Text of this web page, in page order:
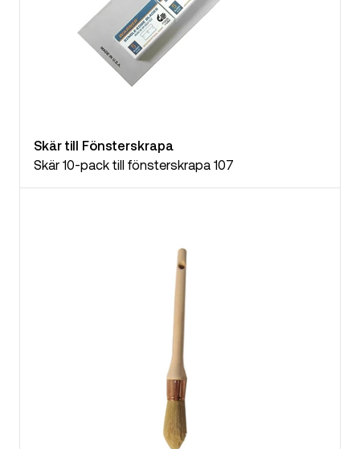
Skär till Fönsterskrapa
Skär 10-pack till fönsterskrapa 107